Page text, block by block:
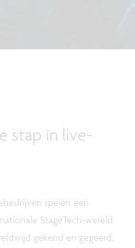
stap in live-
spelen een
StageTech-wereld.
gekend en gegeerd,